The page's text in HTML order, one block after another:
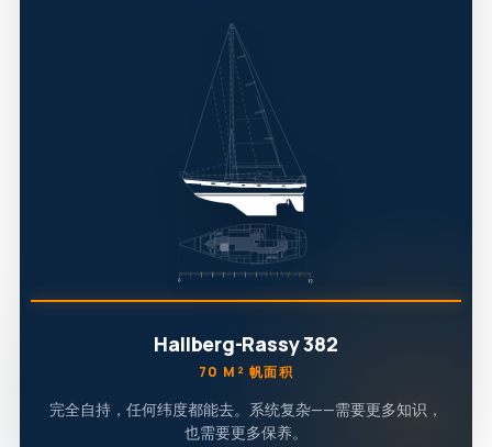
Hallberg-Rassy 382
70 M² 帆面积
完全自持，任何纬度都能去。系统复杂——需要更多知识，
也需要更多保养。